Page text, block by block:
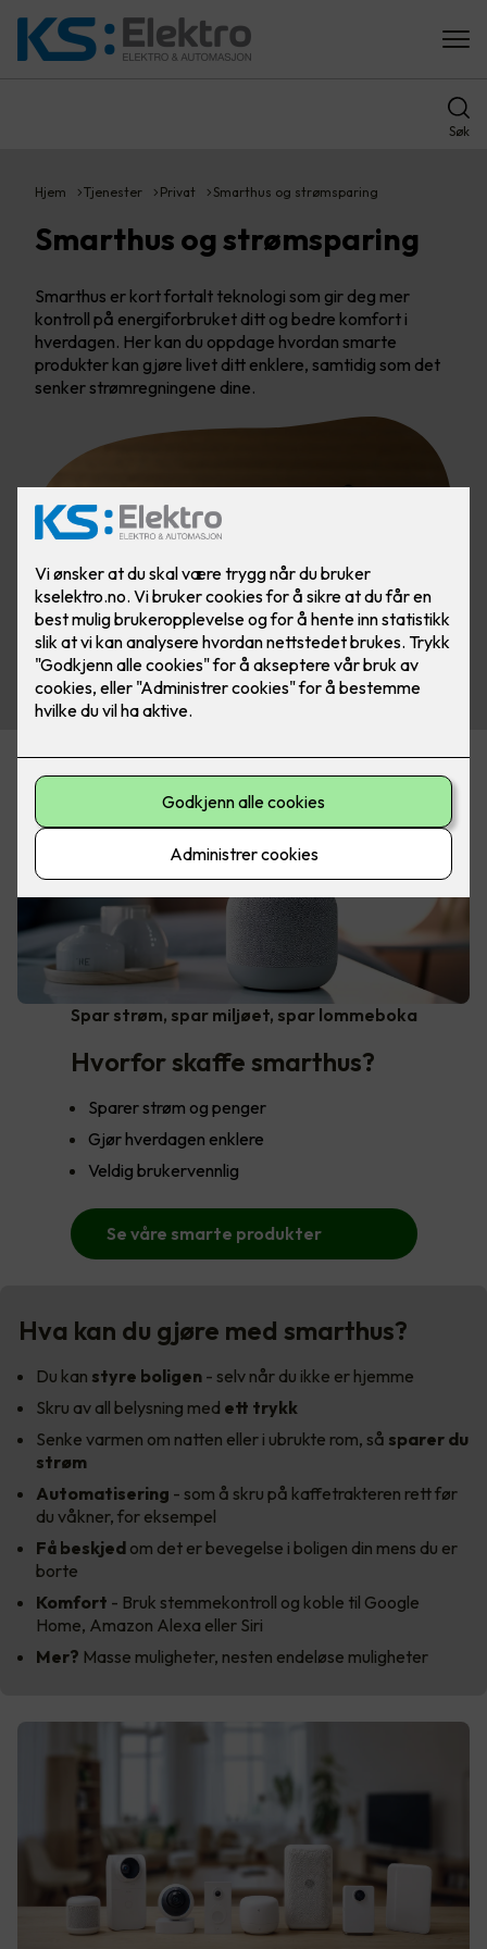
Søk
Hjem Tjenester Privat Smarthus og strømsparing
Smarthus og strømsparing
Smarthus er kort fortalt teknologi som gir deg mer
kontroll på energiforbruket ditt og bedre komfort i
hverdagen. Her kan du oppdage hvordan smarte
produkter kan gjøre livet ditt enklere, samtidig som det
senker strømregningene dine.
Spar strøm, spar miljøet, spar lommeboka
Hvorfor skaffe smarthus?
Sparer strøm og penger
Gjør hverdagen enklere
Veldig brukervennlig
Se våre smarte produkter
Hva kan du gjøre med smarthus?
Du kan styre boligen - selv når du ikke er hjemme
Skru av all belysning med ett trykk
Senke varmen om natten eller i ubrukte rom, så sparer du
strøm
Automatisering - som å skru på kaffetrakteren rett før
du våkner, for eksempel
Få beskjed om det er bevegelse i boligen din mens du er
borte
Komfort - Bruk stemmekontroll og koble til Google
Home, Amazon Alexa eller Siri
Mer? Masse muligheter, nesten endeløse muligheter